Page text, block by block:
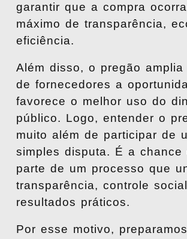
garantir que a compra
máximo de transparência,
eficiência.
Além disso, o pregão amplia
de fornecedores a
favorece o melhor uso do
público. Logo, entender o
muito além de participar de
simples disputa. É a chance
parte de um processo que
transparência, controle
resultados práticos.
Por esse motivo,